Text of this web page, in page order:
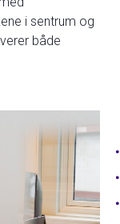
i sentrum og
både